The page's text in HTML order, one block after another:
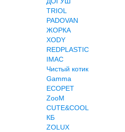
TRIOL
PADOVAN
ЖОРКА
XODY
REDPLASTIC
IMAC
Чистый котик
Gamma
ECOPET
ZooM
CUTE&COOL
КБ
ZOLUX